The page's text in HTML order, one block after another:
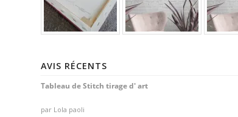
AVIS RÉCENTS
Tableau de Stitch tirage d' art
Note5sur 5
par Lola paoli